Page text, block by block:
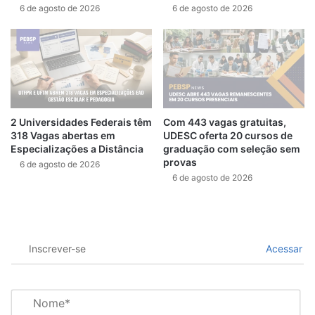
6 de agosto de 2026 6 de agosto de 2026
2 Universidades Federais têm
318 Vagas abertas em
Especializações a Distância
6 de agosto de 2026
Com 443 vagas gratuitas,
UDESC oferta 20 cursos de
graduação com seleção sem
provas
6 de agosto de 2026
Inscrever-se Acessar